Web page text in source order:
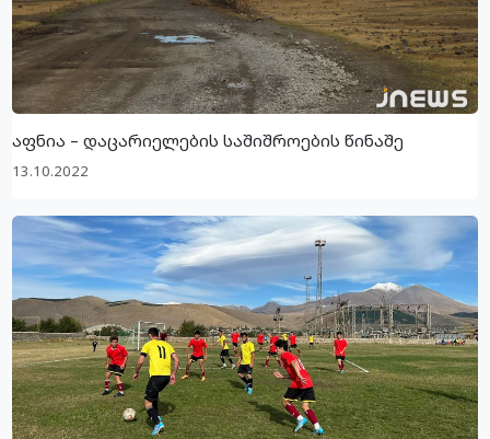
აფნია – დაცარიელების საშიშროების წინაშე
13.10.2022